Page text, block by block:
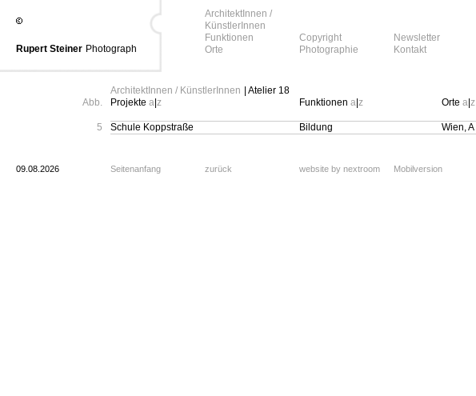
Rupert Steiner Photograph
ArchitektInnen /
KünstlerInnen
Funktionen
Orte
Copyright
Photographie
Newsletter
Kontakt
ArchitektInnen / KünstlerInnen
| Atelier 18
Abb.
Projekte a z Funktionen a z Orte a z
5 Schule Koppstraße Bildung Wien, A
09.08.2026 Seitenanfang zurück website by nextroom Mobilversion